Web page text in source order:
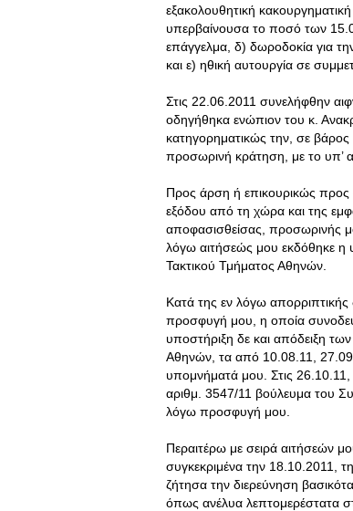
εξακολουθητική
υπερβαίνουσα το ποσό των
επάγγελμα, δ) δωροδοκία για
και ε) ηθική αυτουργία σε
Στις 22.06.2011 συνελήφθην
οδηγήθηκα ενώπιον του κ.
κατηγορηματικώς την, σε
προσωρινή κράτηση, με το υπ’
Προς άρση ή επικουρικώς προς
εξόδου από τη χώρα και της
αποφασισθείσας, προσωρινής
λόγω αιτήσεώς μου εκδόθηκε η
Τακτικού Τμήματος Αθηνών.
Κατά της εν λόγω
προσφυγή μου, η οποία
υποστήριξη δε και απόδειξη
Αθηνών, τα από 10.08.11,
υπομνήματά μου. Στις 26.10.11,
αριθμ. 3547/11 βούλευμα του
λόγω προσφυγή μου.
Περαιτέρω με σειρά αιτήσεών
συγκεκριμένα την 18.10.2011,
ζήτησα την διερεύνηση
όπως ανέλυα λεπτομερέστατα